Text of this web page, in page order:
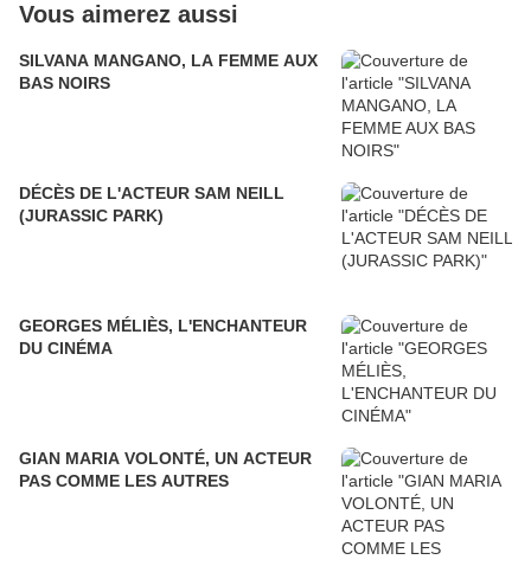
Vous aimerez aussi
SILVANA MANGANO, LA FEMME AUX
BAS NOIRS
DÉCÈS DE L'ACTEUR SAM NEILL
(JURASSIC PARK)
GEORGES MÉLIÈS, L'ENCHANTEUR
DU CINÉMA
GIAN MARIA VOLONTÉ, UN ACTEUR
PAS COMME LES AUTRES